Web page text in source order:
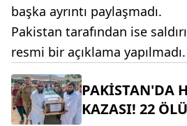
başka ayrıntı paylaşmadı.
Pakistan tarafından ise
resmi bir açıklama yapılmadı.
PAKİSTAN'DA
KAZASI! 22 ÖLÜ